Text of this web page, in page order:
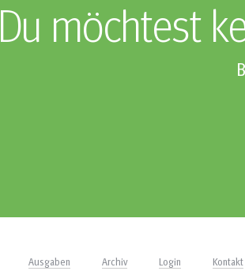
Du möchtest
Ausgaben Archiv Login Kontakt